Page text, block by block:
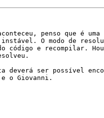
penso que é uma
O modo de
código e recompilar.
deverá ser possível
e o Giovanni.